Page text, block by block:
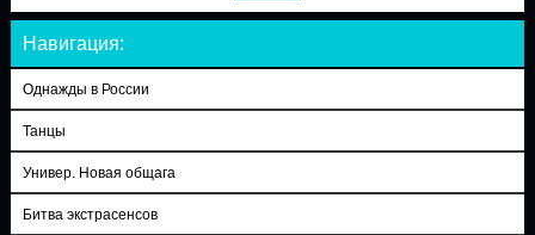
Навигация:
Однажды в России
Танцы
Универ. Новая общага
Битва экстрасенсов